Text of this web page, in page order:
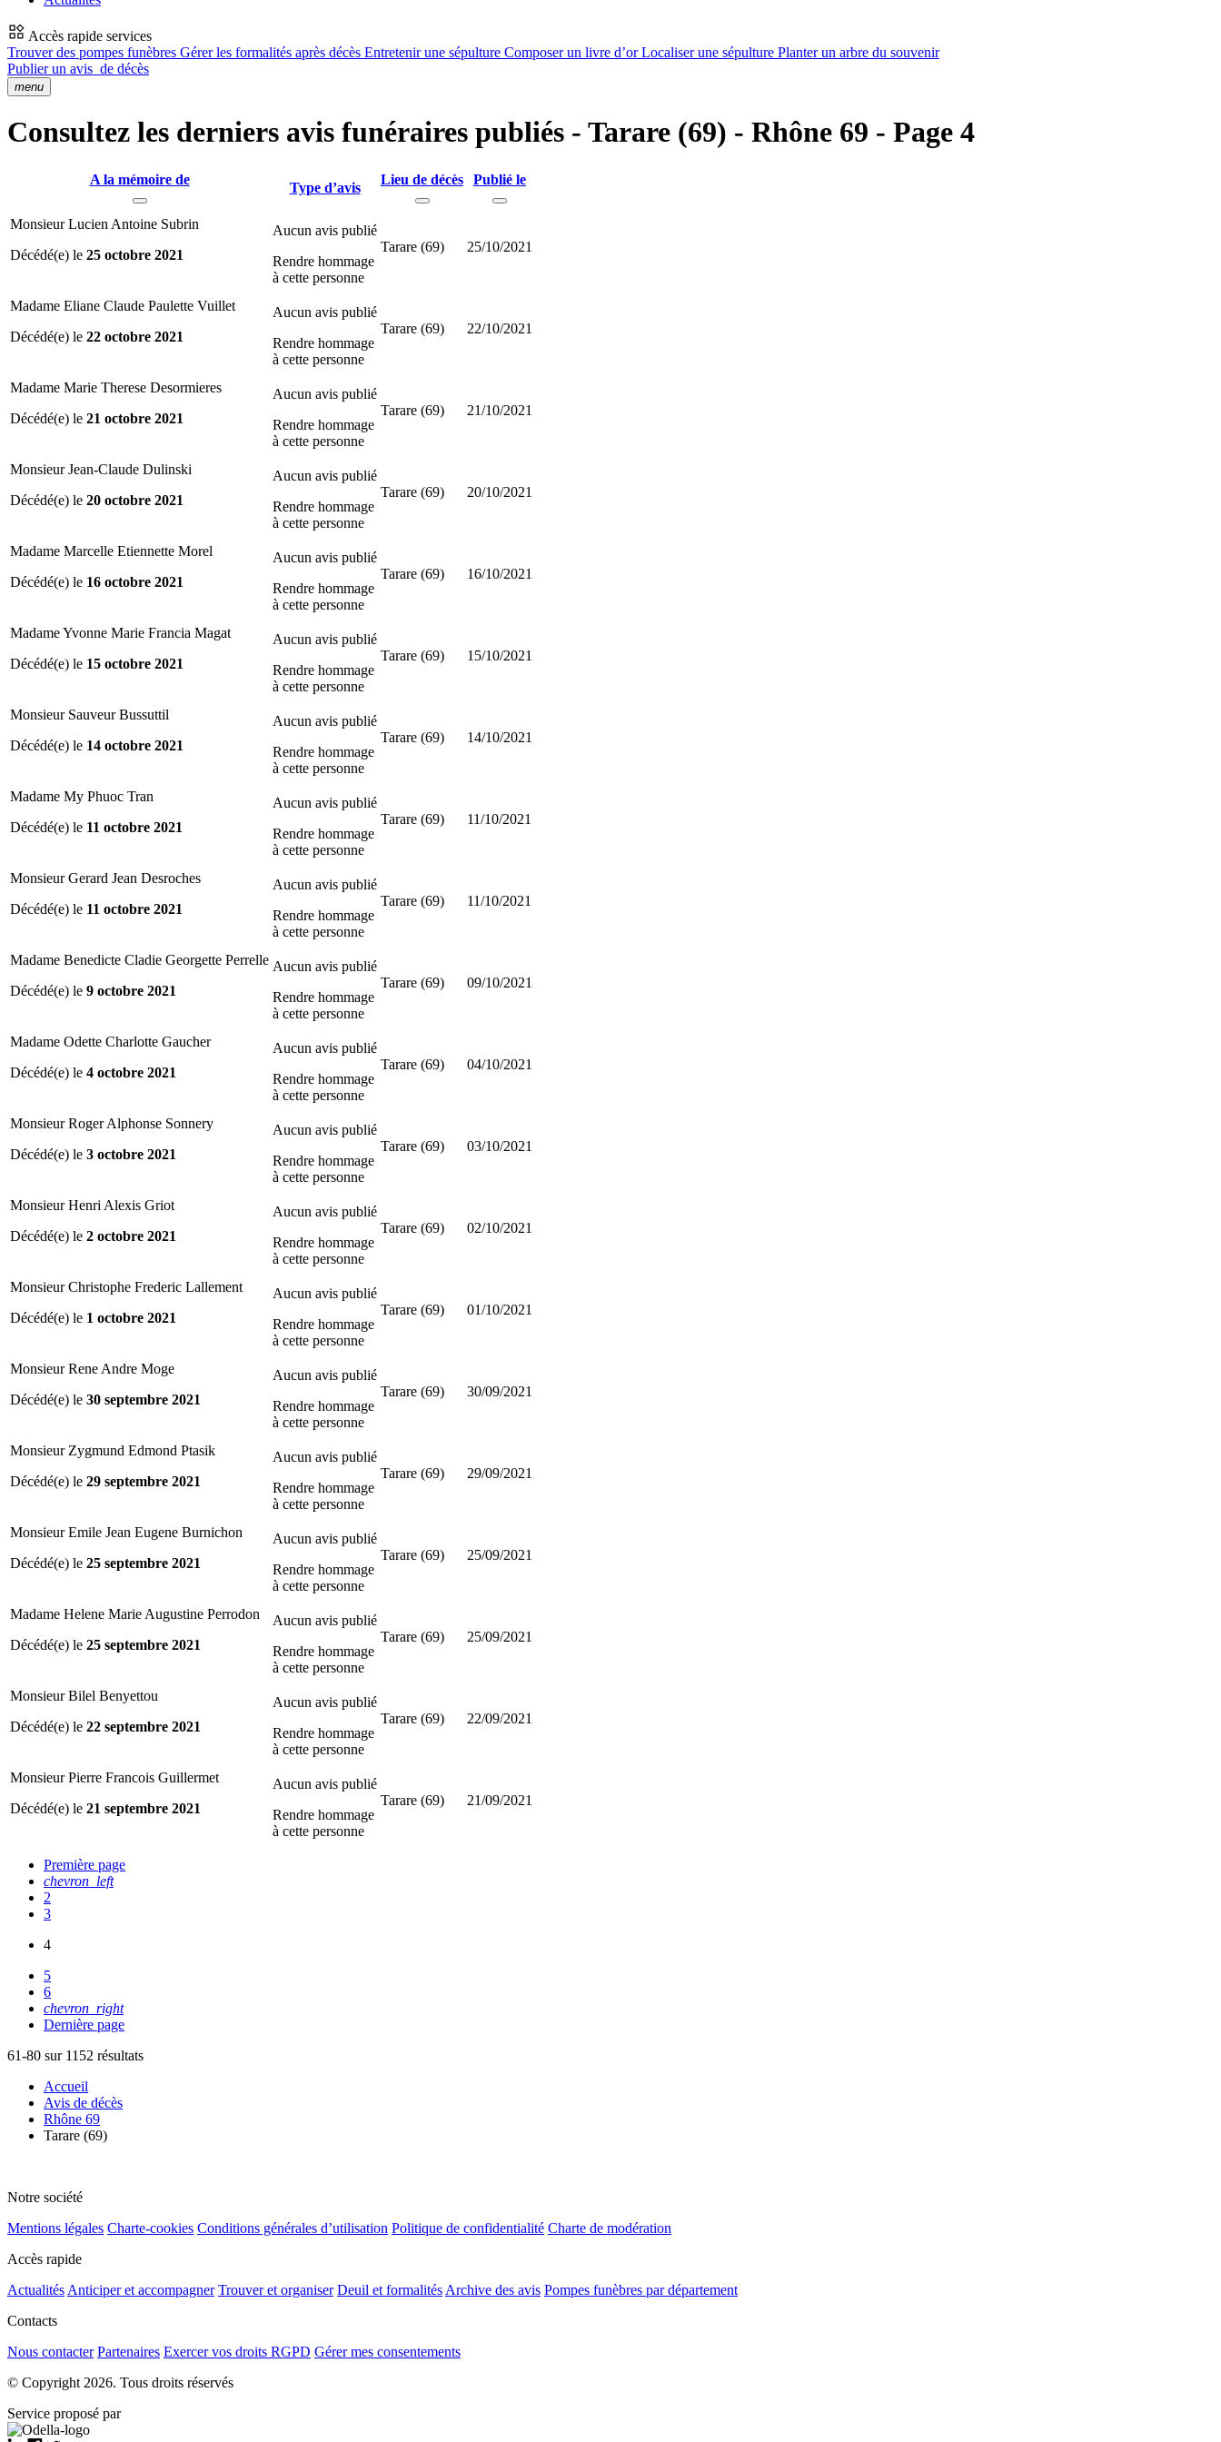
Accès rapide services
Trouver des pompes funèbres Gérer les formalités après décès Entretenir une sépulture Composer un livre d’orLocaliser une sépulture Planter un arbre du souvenir
Publier un avis de décès
menu
Consultez les derniers avis funéraires publiés - Tarare (69) - Rhône 69 - Page 4
A la mémoire de
Type d’avis
Lieu de décès Publié le
Monsieur Lucien Antoine Subrin
Décédé(e) le 25 octobre 2021
Aucun avis publié
Rendre hommage
à cette personne
Tarare (69) 25/10/2021
Madame Eliane Claude Paulette Vuillet
Décédé(e) le 22 octobre 2021
Aucun avis publié
Rendre hommage
à cette personne
Tarare (69) 22/10/2021
Madame Marie Therese Desormieres
Décédé(e) le 21 octobre 2021
Aucun avis publié
Rendre hommage
à cette personne
Tarare (69) 21/10/2021
Monsieur Jean-Claude Dulinski
Décédé(e) le 20 octobre 2021
Aucun avis publié
Rendre hommage
à cette personne
Tarare (69) 20/10/2021
Madame Marcelle Etiennette Morel
Décédé(e) le 16 octobre 2021
Aucun avis publié
Rendre hommage
à cette personne
Tarare (69) 16/10/2021
Madame Yvonne Marie Francia Magat
Décédé(e) le 15 octobre 2021
Aucun avis publié
Rendre hommage
à cette personne
Tarare (69) 15/10/2021
Monsieur Sauveur Bussuttil
Décédé(e) le 14 octobre 2021
Aucun avis publié
Rendre hommage
à cette personne
Tarare (69) 14/10/2021
Madame My Phuoc Tran
Décédé(e) le 11 octobre 2021
Aucun avis publié
Rendre hommage
à cette personne
Tarare (69) 11/10/2021
Monsieur Gerard Jean Desroches
Décédé(e) le 11 octobre 2021
Aucun avis publié
Rendre hommage
à cette personne
Tarare (69) 11/10/2021
Madame Benedicte Cladie Georgette Perrelle
Décédé(e) le 9 octobre 2021
Aucun avis publié
Rendre hommage
à cette personne
Tarare (69) 09/10/2021
Madame Odette Charlotte Gaucher
Décédé(e) le 4 octobre 2021
Aucun avis publié
Rendre hommage
à cette personne
Tarare (69) 04/10/2021
Monsieur Roger Alphonse Sonnery
Décédé(e) le 3 octobre 2021
Aucun avis publié
Rendre hommage
à cette personne
Tarare (69) 03/10/2021
Monsieur Henri Alexis Griot
Décédé(e) le 2 octobre 2021
Aucun avis publié
Rendre hommage
à cette personne
Tarare (69) 02/10/2021
Monsieur Christophe Frederic Lallement
Décédé(e) le 1 octobre 2021
Aucun avis publié
Rendre hommage
à cette personne
Tarare (69) 01/10/2021
Monsieur Rene Andre Moge
Décédé(e) le 30 septembre 2021
Aucun avis publié
Rendre hommage
à cette personne
Tarare (69) 30/09/2021
Monsieur Zygmund Edmond Ptasik
Décédé(e) le 29 septembre 2021
Aucun avis publié
Rendre hommage
à cette personne
Tarare (69) 29/09/2021
Monsieur Emile Jean Eugene Burnichon
Décédé(e) le 25 septembre 2021
Aucun avis publié
Rendre hommage
à cette personne
Tarare (69) 25/09/2021
Madame Helene Marie Augustine Perrodon
Décédé(e) le 25 septembre 2021
Aucun avis publié
Rendre hommage
à cette personne
Tarare (69) 25/09/2021
Monsieur Bilel Benyettou
Décédé(e) le 22 septembre 2021
Aucun avis publié
Rendre hommage
à cette personne
Tarare (69) 22/09/2021
Monsieur Pierre Francois Guillermet
Décédé(e) le 21 septembre 2021
Aucun avis publié
Rendre hommage
à cette personne
Tarare (69) 21/09/2021
Première page
chevron_left
2
3
4
5
6
chevron_right
Dernière page
61-80 sur 1152 résultats
Accueil
Avis de décès
Rhône 69
Tarare (69)
Notre société
Mentions légales Charte-cookies Conditions générales d’utilisation Politique de confidentialité Charte de modération
Accès rapide
Actualités Anticiper et accompagner Trouver et organiser Deuil et formalités Archive des avis Pompes funèbres par département
Contacts
Nous contacter Partenaires Exercer vos droits RGPD Gérer mes consentements
© Copyright 2026. Tous droits réservés
Service proposé par